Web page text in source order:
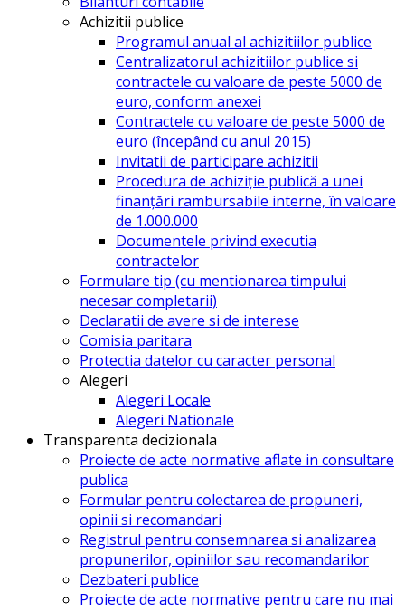
Achizitii publice
Programul anual al achizitiilor publice
Centralizatorul achizitiilor publice si
contractele cu valoare de peste 5000 de
euro, conform anexei
Contractele cu valoare de peste 5000 de
euro (începând cu anul 2015)
Invitatii de participare achizitii
Procedura de achiziție publică a unei
finanțări rambursabile interne, în valoare
de 1.000.000
Documentele privind executia
contractelor
Formulare tip (cu mentionarea timpului
necesar completarii)
Declaratii de avere si de interese
Comisia paritara
Protectia datelor cu caracter personal
Alegeri
Alegeri Locale
Alegeri Nationale
Transparenta decizionala
Proiecte de acte normative aflate in consultare
publica
Formular pentru colectarea de propuneri,
opinii si recomandari
Registrul pentru consemnarea si analizarea
propunerilor, opiniilor sau recomandarilor
Dezbateri publice
Proiecte de acte normative pentru care nu mai